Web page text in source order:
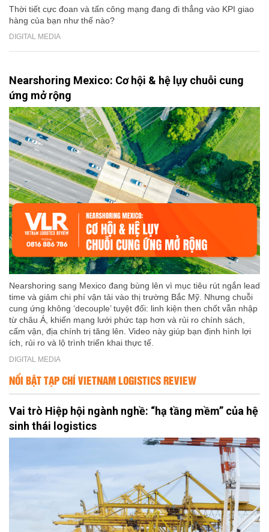
Thời tiết cực đoan và tấn công mạng đang đi thẳng vào KPI giao
hàng của bạn như thế nào?
DIGITAL MEDIA
Nearshoring Mexico: Cơ hội & hệ lụy chuỗi cung
ứng mở rộng
Nearshoring sang Mexico đang bùng lên vì mục tiêu rút ngắn lead
time và giảm chi phí vận tải vào thị trường Bắc Mỹ. Nhưng chuỗi
cung ứng không ‘decouple’ tuyệt đối: linh kiện then chốt vẫn nhập
từ châu Á, khiến mạng lưới phức tạp hơn và rủi ro chính sách,
cấm vận, địa chính trị tăng lên. Video này giúp bạn định hình lợi
ích, rủi ro và lộ trình triển khai thực tế.
DIGITAL MEDIA
NỔI BẬT TẠP CHÍ VIETNAM LOGISTICS REVIEW
Vai trò Hiệp hội ngành nghề: “hạ tầng mềm” của hệ
sinh thái logistics